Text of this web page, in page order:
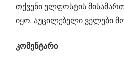
თქვენი ელფოსტის
იყო. აუცილებელი ველები
კომენტარი